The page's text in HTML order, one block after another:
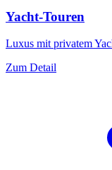
Yacht-Touren
Luxus mit privatem
Zum Detail